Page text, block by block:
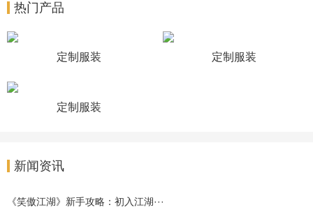
热门产品
定制服装 定制服装
定制服装
新闻资讯
《笑傲江湖》新手攻略：初入江湖···